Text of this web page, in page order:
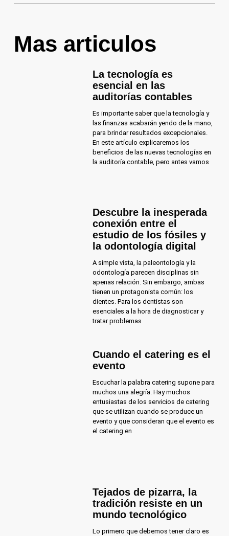
Mas articulos
La tecnología es
esencial en las
auditorías contables
Es importante saber que la tecnología y
las finanzas acabarán yendo de la mano,
para brindar resultados excepcionales.
En este artículo explicaremos los
beneficios de las nuevas tecnologías en
la auditoría contable, pero antes vamos
Descubre la inesperada
conexión entre el
estudio de los fósiles y
la odontología digital
A simple vista, la paleontología y la
odontología parecen disciplinas sin
apenas relación. Sin embargo, ambas
tienen un protagonista común: los
dientes. Para los dentistas son
esenciales a la hora de diagnosticar y
tratar problemas
Cuando el catering es el
evento
Escuchar la palabra catering supone para
muchos una alegría. Hay muchos
entusiastas de los servicios de catering
que se utilizan cuando se produce un
evento y que consideran que el evento es
el catering en
Tejados de pizarra, la
tradición resiste en un
mundo tecnológico
Lo primero que debemos tener claro es